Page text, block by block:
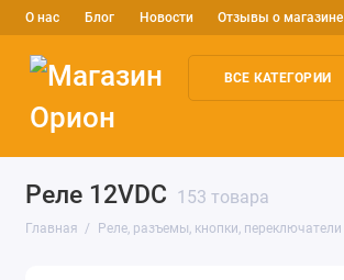
О нас Блог Новости Отзывы о магазине
ВСЕ КАТЕГОРИИ
Электронные компоненты
Реле 12VDC 153 товара
Главная Реле, разъемы, кнопки, переключатели